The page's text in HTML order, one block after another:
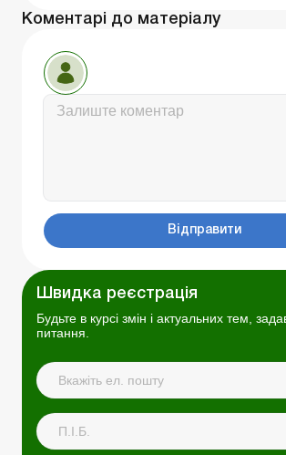
Коментарі до матеріалу
Відправити
Швидка реєстрація
Будьте в курсі змін і актуальних тем,
питання.